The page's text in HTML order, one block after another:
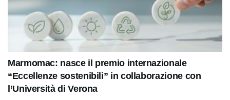
Marmomac: nasce il premio internazionale
“Eccellenze sostenibili” in collaborazione con
l’Università di Verona